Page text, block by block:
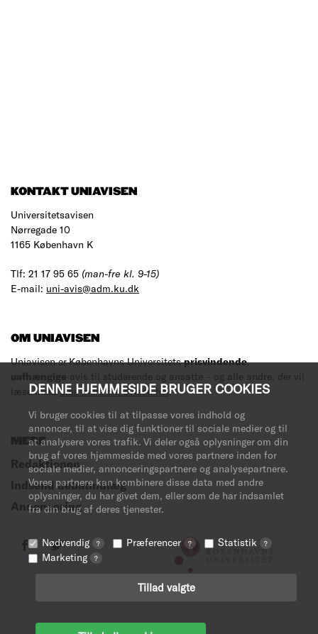
DENNE HJEMMESIDE BRUGER COOKIES
Vi bruger cookies til at tilpasse vores indhold og
annoncer, til at vise dig funktioner til sociale medier og til
at analysere vores trafik. Vi deler også oplysninger om din
brug af vores hjemmeside med vores partnere inden for
sociale medier, annonceringspartnere og analysepartnere.
Vores partnere kan kombinere disse data med andre
oplysninger, du har givet dem, eller som de har indsamlet
fra din brug af deres tjenester.
Nødvendig ? Præferencer ? Statistik ?
Marketing ?
Tillad valgte
KONTAKT UNIAVISEN
Universitetsavisen
Nørregade 10
1165 København K
Tlf: 21 17 95 65 (man-fre kl. 9-15)
E-mail: uni-avis@adm.ku.dk
OM UNIAVISEN
Uniavisen er Københavns Universitetsprisvindende,
uafhængige avis til studerende og ansatte – og alle andre, der vil
læse med.Læs mere om avisen her.
MERE
Redaktionen
Indsend debatindlæg
Annoncering